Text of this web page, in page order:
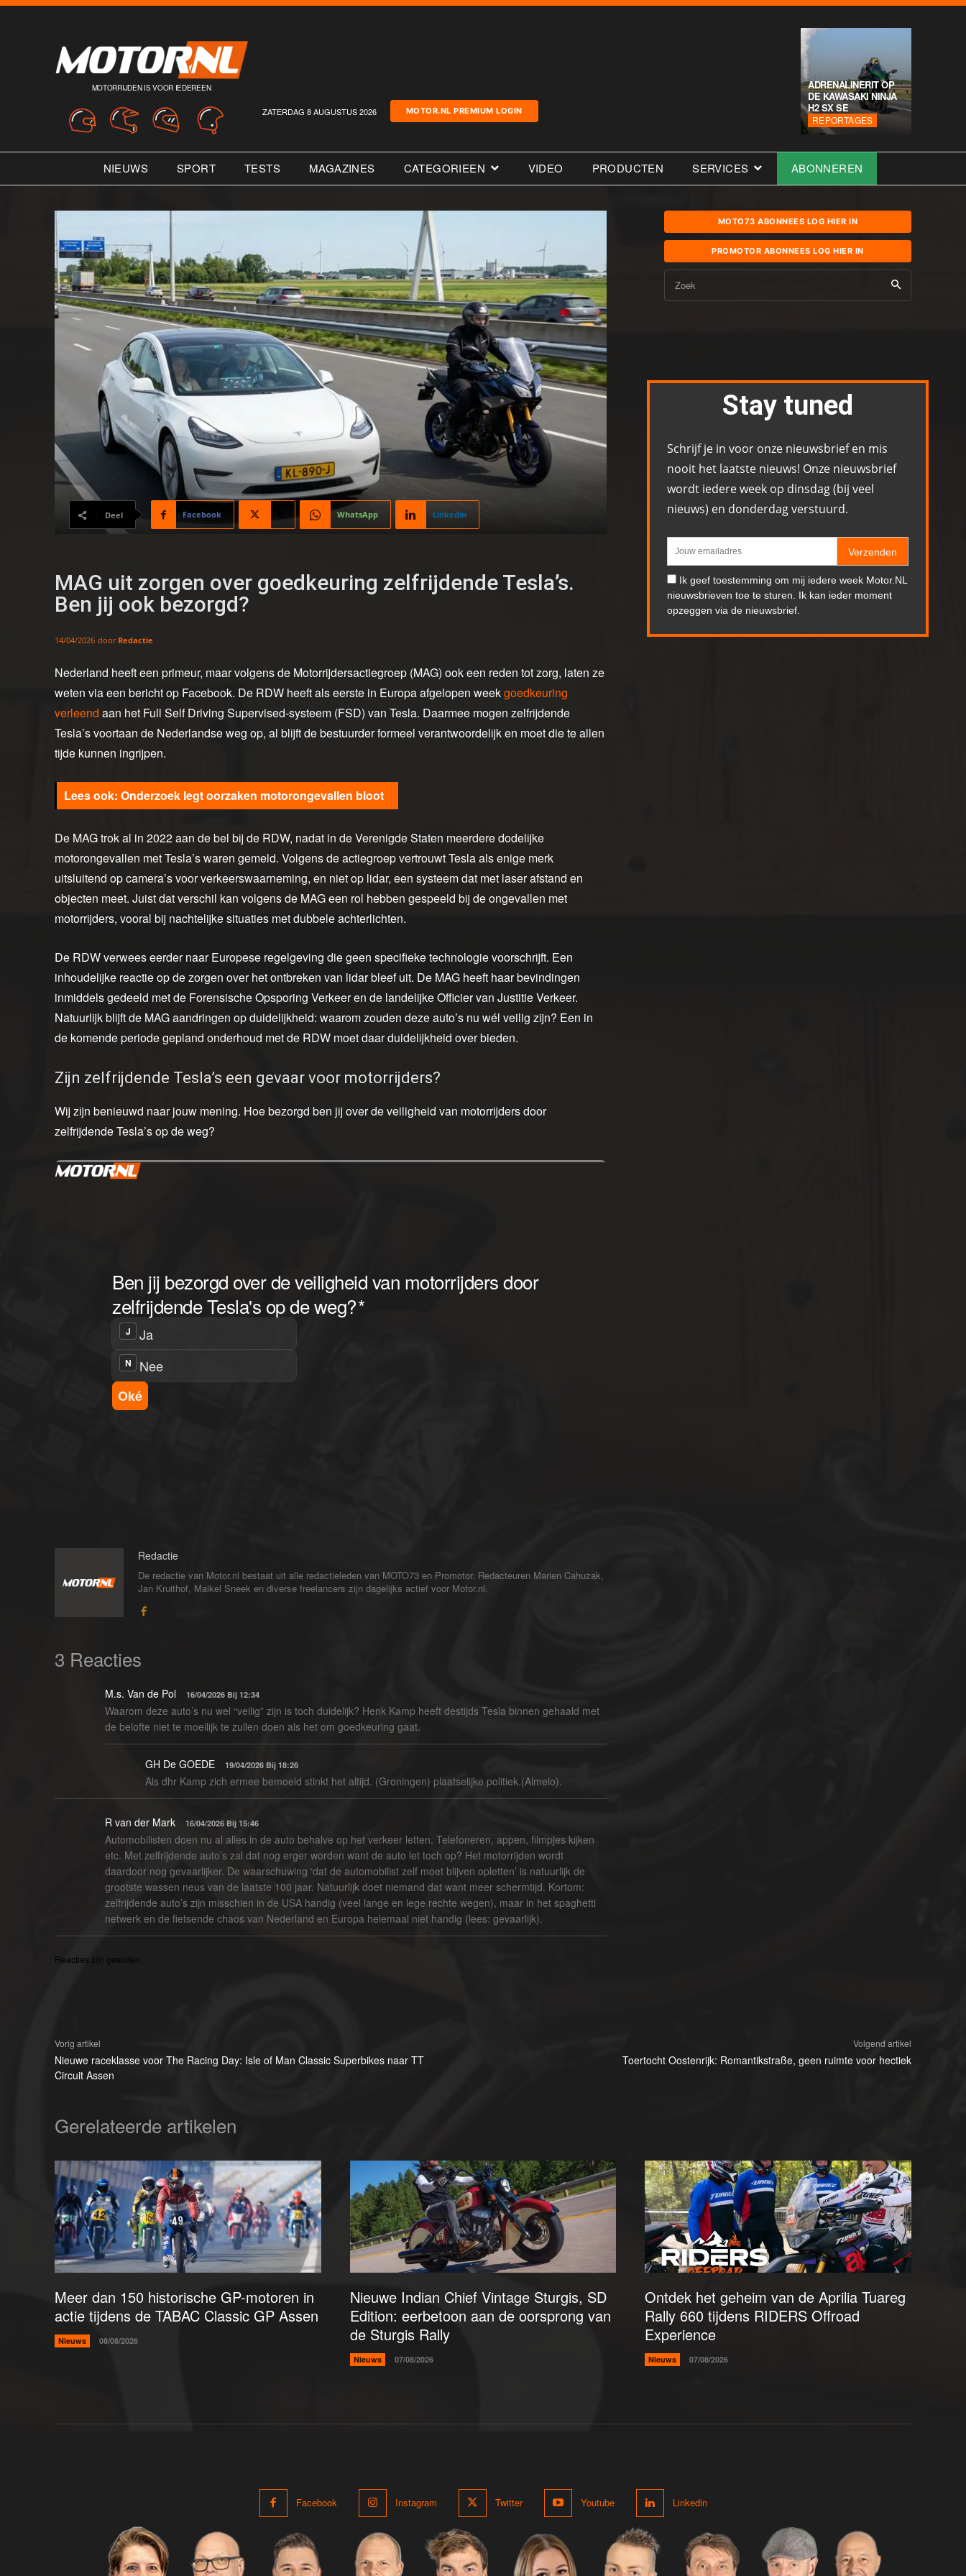
MOTORRIJDEN IS VOOR IEDEREEN
ZATERDAG 8 AUGUSTUS 2026 MOTOR.NL PREMIUM LOGIN
ADRENALINERIT OP
DE KAWASAKI NINJA
H2 SX SE
REPORTAGES
NIEUWS SPORT TESTS MAGAZINES CATEGORIEEN VIDEO PRODUCTEN SERVICES ABONNEREN
Deel Facebook WhatsApp Linkedin
MAG uit zorgen over goedkeuring zelfrijdende Tesla’s.
Ben jij ook bezorgd?
14/04/2026 door Redactie
Nederland heeft een primeur, maar volgens de Motorrijdersactiegroep (MAG) ook een reden tot zorg, laten ze
weten via een bericht op Facebook. De RDW heeft als eerste in Europa afgelopen weekgoedkeuring
verleend aan het Full Self Driving Supervised-systeem (FSD) van Tesla. Daarmee mogen zelfrijdende
Tesla’s voortaan de Nederlandse weg op, al blijft de bestuurder formeel verantwoordelijk en moet die te allen
tijde kunnen ingrijpen.
Onderzoek legt oorzaken motorongevallen bloot
De MAG trok al in 2022 aan de bel bij de RDW, nadat in de Verenigde Staten meerdere dodelijke
motorongevallen met Tesla’s waren gemeld. Volgens de actiegroep vertrouwt Tesla als enige merk
uitsluitend op camera’s voor verkeerswaarneming, en niet op lidar, een systeem dat met laser afstand en
objecten meet. Juist dat verschil kan volgens de MAG een rol hebben gespeeld bij de ongevallen met
motorrijders, vooral bij nachtelijke situaties met dubbele achterlichten.
De RDW verwees eerder naar Europese regelgeving die geen specifieke technologie voorschrijft. Een
inhoudelijke reactie op de zorgen over het ontbreken van lidar bleef uit. De MAG heeft haar bevindingen
inmiddels gedeeld met de Forensische Opsporing Verkeer en de landelijke Officier van Justitie Verkeer.
Natuurlijk blijft de MAG aandringen op duidelijkheid: waarom zouden deze auto’s nu wél veilig zijn? Een in
de komende periode gepland onderhoud met de RDW moet daar duidelijkheid over bieden.
Zijn zelfrijdende Tesla’s een gevaar voor motorrijders?
Wij zijn benieuwd naar jouw mening. Hoe bezorgd ben jij over de veiligheid van motorrijders door
zelfrijdende Tesla’s op de weg?
Redactie
De redactie van Motor.nl bestaat uit alle redactieleden van MOTO73 en Promotor. Redacteuren Marien Cahuzak,
Jan Kruithof, Maikel Sneek en diverse freelancers zijn dagelijks actief voor Motor.nl.
3 Reacties
M.s. Van de Pol 16/04/2026 Bij 12:34
Waarom deze auto’s nu wel “veilig” zijn is toch duidelijk? Henk Kamp heeft destijds Tesla binnen gehaald met
de belofte niet te moeilijk te zullen doen als het om goedkeuring gaat.
GH De GOEDE 19/04/2026 Bij 18:26
Als dhr Kamp zich ermee bemoeid stinkt het altijd. (Groningen) plaatselijke politiek.(Almelo).
R van der Mark 16/04/2026 Bij 15:46
Automobilisten doen nu al alles in de auto behalve op het verkeer letten. Telefoneren, appen, filmpjes kijken
etc. Met zelfrijdende auto’s zal dat nog erger worden want de auto let toch op? Het motorrijden wordt
daardoor nog gevaarlijker. De waarschuwing ‘dat de automobilist zelf moet blijven opletten’ is natuurlijk de
grootste wassen neus van de laatste 100 jaar. Natuurlijk doet niemand dat want meer schermtijd. Kortom:
zelfrijdende auto’s zijn misschien in de USA handig (veel lange en lege rechte wegen), maar in het spaghetti
netwerk en de fietsende chaos van Nederland en Europa helemaal niet handig (lees: gevaarlijk).
Reacties zijn gesloten.
MOTO73 ABONNEES LOG HIER IN
PROMOTOR ABONNEES LOG HIER IN
Zoek
Stay tuned
Schrijf je in voor onze nieuwsbrief en mis
nooit het laatste nieuws! Onze nieuwsbrief
wordt iedere week op dinsdag (bij veel
nieuws) en donderdag verstuurd.
Verzenden
Ik geef toestemming om mij iedere week Motor.NL
nieuwsbrieven toe te sturen. Ik kan ieder moment
opzeggen via de nieuwsbrief.
Vorig artikel
Nieuwe raceklasse voor The Racing Day: Isle of Man Classic Superbikes naar TT
Circuit Assen
Volgend artikel
Toertocht Oostenrijk: Romantikstraße, geen ruimte voor hectiek
Gerelateerde artikelen
Meer dan 150 historische GP-motoren in
actie tijdens de TABAC Classic GP Assen
Nieuws 08/08/2026
Nieuwe Indian Chief Vintage Sturgis, SD
Edition: eerbetoon aan de oorsprong van
de Sturgis Rally
Nieuws 07/08/2026
Ontdek het geheim van de Aprilia Tuareg
Rally 660 tijdens RIDERS Offroad
Experience
Nieuws 07/08/2026
Facebook Instagram Twitter Youtube Linkedin